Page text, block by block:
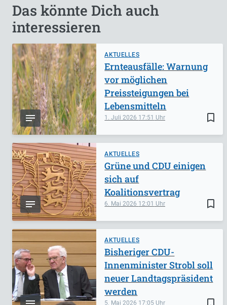
Das könnte Dich auch
interessieren
AKTUELLES
bookmark_border
1. Juli 2026 17:51
Ernteausfälle: Warnung
vor möglichen
Preissteigungen bei
Lebensmitteln
AKTUELLES
bookmark_border
6. Mai 2026 12:01
Grüne und CDU einigen
sich auf
Koalitionsvertrag
AKTUELLES
5. Mai 2026 17:05
Bisheriger CDU-
Innenminister Strobl soll
neuer Landtagspräsident
werden